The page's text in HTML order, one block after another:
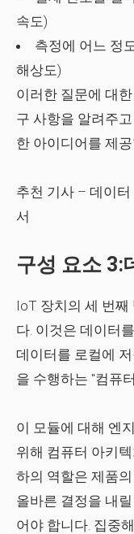
속도)
측정에 어느 정
해상도)
이러한 질문에 대
구 사항을 알려주
한 아이디어를 제공
추천 기사 – 데이터
서
구성 요소 3:
IoT 장치의 세 번
다. 이것은 데이터
데이터를 로컬에
을 수행하는 "컴퓨
이 모듈에 대해 엔
위해 컴퓨터 아키
하의 역할은 제품
올바른 결정을 내
어야 합니다. 집중